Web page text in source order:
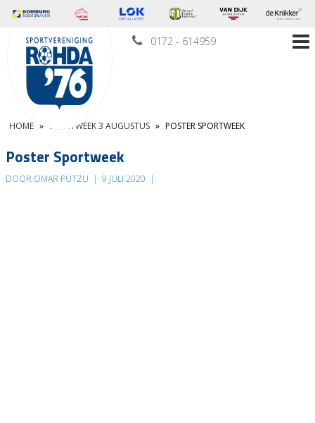
0172 - 614959
HOME » SPORTWEEK 3 AUGUSTUS » POSTER SPORTWEEK
Poster Sportweek
DOOR OMAR PUTZU | 9 JULI 2020 |